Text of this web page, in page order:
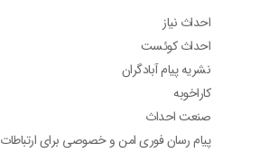
احداث نیاز
احداث کوئست
نشریه پیام آبادگران
کاراخوبه
صنعت احداث
پیام رسان فوری امن و خصوصی برای ارتباطات